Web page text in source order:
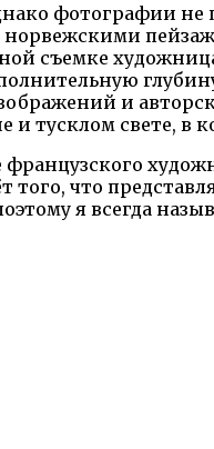
фотографии
съемке
и
и тусклом свете,
того, что
я всегда